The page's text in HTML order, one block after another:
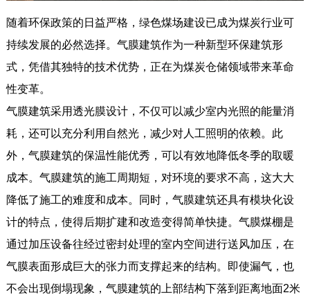
随着环保政策的日益严格，绿色煤场建设已成为煤炭行业可
持续发展的必然选择。气膜建筑作为一种新型环保建筑形
式，凭借其独特的技术优势，正在为煤炭仓储领域带来革命
性变革。
气膜建筑采用透光膜设计，不仅可以减少室内光照的能量消
耗，还可以充分利用自然光，减少对人工照明的依赖。此
外，气膜建筑的保温性能优秀，可以有效地降低冬季的取暖
成本。气膜建筑的施工周期短，对环境的要求不高，这大大
降低了施工的难度和成本。同时，气膜建筑还具有模块化设
计的特点，使得后期扩建和改造变得简单快捷。气膜煤棚是
通过加压设备往经过密封处理的室内空间进行送风加压，在
气膜表面形成巨大的张力而支撑起来的结构。即使漏气，也
不会出现倒塌现象，气膜建筑的上部结构下落到距离地面2米